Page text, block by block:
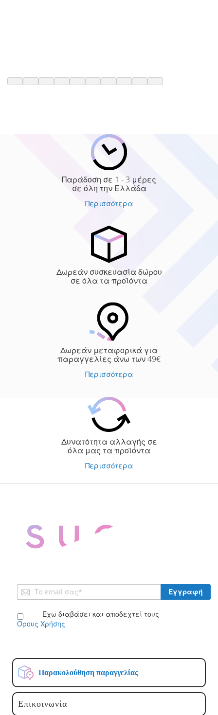
Παράδοση σε 1 - 3 μέρες
σε όλη την Ελλάδα
Περισσότερα
Δωρεάν συσκευασία δώρου
σε όλα τα προϊόντα
Δωρεάν μεταφορικά για
παραγγελίες άνω των 49€
Περισσότερα
Δυνατότητα αλλαγής σε
όλα μας τα προϊόντα
Περισσότερα
Παρακολούθηση παραγγελίας
Επικοινωνία
Εγγραφή
στο
Δελτίο: Έχω διαβάσει και αποδεχτεί τους
Όρους Χρήσης
Εγγραφή